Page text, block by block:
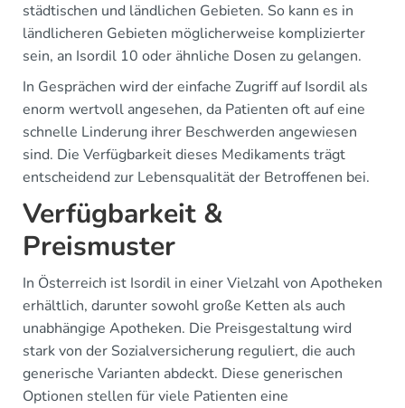
städtischen und ländlichen Gebieten. So kann es in
ländlicheren Gebieten möglicherweise komplizierter
sein, an Isordil 10 oder ähnliche Dosen zu gelangen.
In Gesprächen wird der einfache Zugriff auf Isordil als
enorm wertvoll angesehen, da Patienten oft auf eine
schnelle Linderung ihrer Beschwerden angewiesen
sind. Die Verfügbarkeit dieses Medikaments trägt
entscheidend zur Lebensqualität der Betroffenen bei.
Verfügbarkeit &
Preismuster
In Österreich ist Isordil in einer Vielzahl von Apotheken
erhältlich, darunter sowohl große Ketten als auch
unabhängige Apotheken. Die Preisgestaltung wird
stark von der Sozialversicherung reguliert, die auch
generische Varianten abdeckt. Diese generischen
Optionen stellen für viele Patienten eine